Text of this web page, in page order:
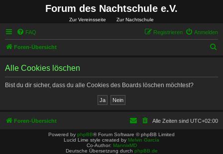
Forum des Nachtschule e.V.
Zur Vereinsseite Zur Nachtschule
FAQ Anmelden
Registrieren
Foren-Übersicht
Alle Cookies löschen
Bist du dir sicher, dass du alle Cookies des Boards löschen möchtest?
Foren-Übersicht Alle Zeiten sind UTC+02:00
Powered by phpBB® Forum Software © phpBB Limited
Lucid Lime style created by Melvin García
Co-Author: MannixMD
Deutsche Übersetzung durch phpBB.de